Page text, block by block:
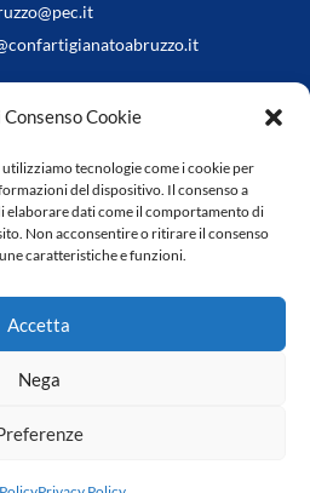
Cookie
tecnologie come i cookie per
del dispositivo. Il consenso a
elaborare dati come il comportamento di
Non acconsentire o ritirare il consenso
caratteristiche e funzioni.
Accetta
Nega